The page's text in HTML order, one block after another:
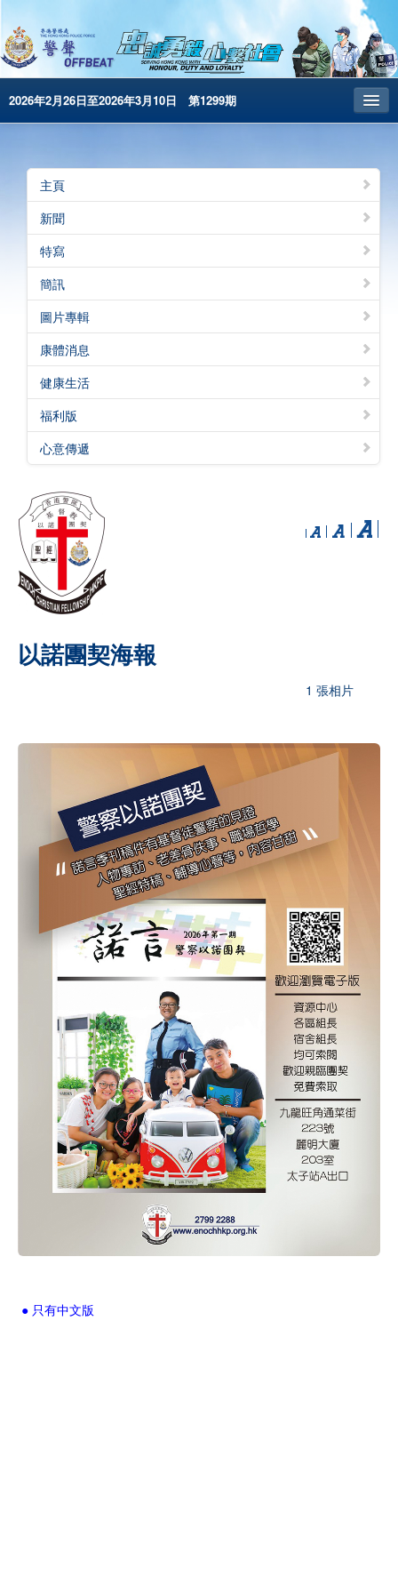
2026年2月26日至2026年3月10日 第1299期
昔日警聲
警務處主頁
简体版
English
電子書版
警聲特刊
主頁
新聞
特寫
簡訊
圖片專輯
康體消息
健康生活
福利版
心意傳遞
以諾團契海報
1 張相片
● 只有中文版